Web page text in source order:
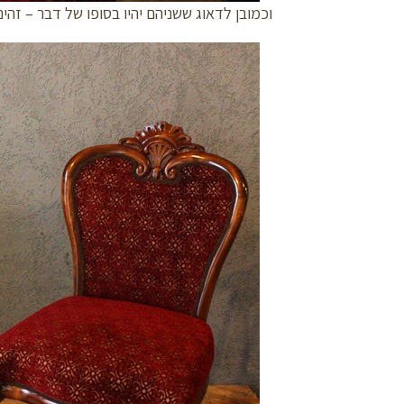
וכמובן לדאוג ששניהם יהיו בסופו של דבר –